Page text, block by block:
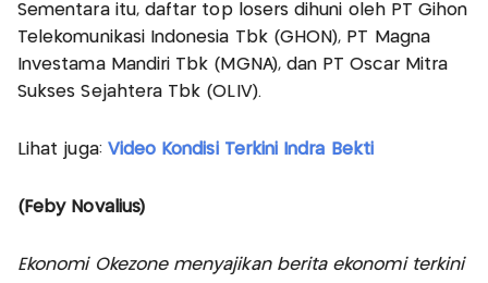
Sementara itu, daftar top losers dihuni oleh PT Gihon
Telekomunikasi Indonesia Tbk (GHON), PT Magna
Investama Mandiri Tbk (MGNA), dan PT Oscar Mitra
Sukses Sejahtera Tbk (OLIV).
Lihat juga: Video Kondisi Terkini Indra Bekti
(Feby Novalius)
Ekonomi Okezone menyajikan berita ekonomi terkini